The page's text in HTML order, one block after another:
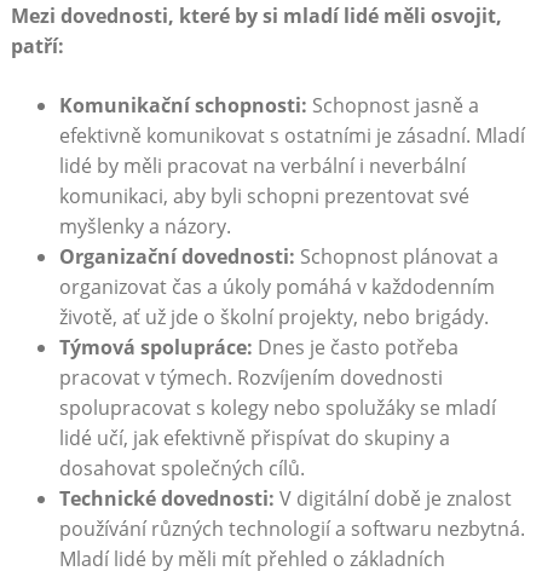
Mezi dovednosti, které by si mladí lidé měli osvojit,
patří:
Komunikační schopnosti: Schopnost jasně a
efektivně komunikovat s ostatními je zásadní. Mladí
lidé by měli pracovat na verbální i neverbální
komunikaci, aby byli schopni prezentovat své
myšlenky a názory.
Organizační dovednosti: Schopnost plánovat a
organizovat čas a úkoly pomáhá v každodenním
životě, ať už jde o školní projekty, nebo brigády.
Týmová spolupráce: Dnes je často potřeba
pracovat v týmech. Rozvíjením dovednosti
spolupracovat s kolegy nebo spolužáky se mladí
lidé učí, jak efektivně přispívat do skupiny a
dosahovat společných cílů.
Technické dovednosti: V digitální době je znalost
používání různých technologií a softwaru nezbytná.
Mladí lidé by měli mít přehled o základních